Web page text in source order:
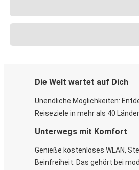
Die Welt wartet auf Dich
Unendliche Möglichkeiten:
Reiseziele in mehr als 40
Unterwegs mit Komfort
Genieße kostenloses WLAN,
Beinfreiheit. Das gehört bei